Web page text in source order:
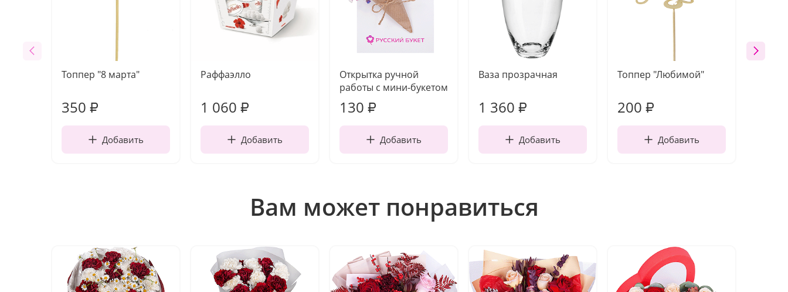
Топпер "8 марта"
350 ₽
Добавить
Раффаэлло
1 060 ₽
Добавить
Открытка ручной
работы с мини-букетом
130 ₽
Добавить
Ваза прозрачная
1 360 ₽
Добавить
Топпер "Любимой"
200 ₽
Добавить
Вам может понравиться